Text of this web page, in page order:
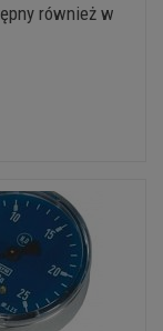
również w